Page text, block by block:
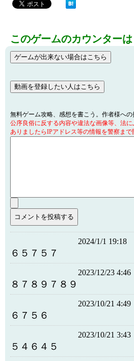
このゲームのカウンター
無料ゲーム攻略、感想を書こう。作者様への
公序良俗に反する内容や違法な画像等、法
ありましたらIPアドレス等の情報を警察ま
2024/1/1 19:18
６５７５７
2023/12/23 4:46
８７８９７８９
2023/10/21 4:49
６７５６
2023/10/21 3:43
５４６４５